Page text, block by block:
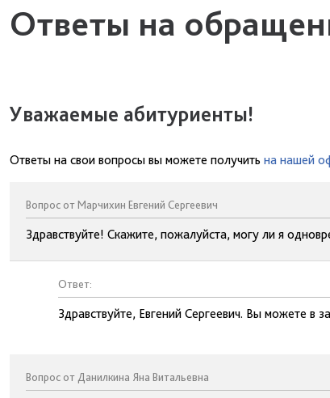
Ответы на
Уважаемые абитуриенты!
Ответы на свои вопросы вы можете получить на нашей
Вопрос от Марчихин Евгений Сергеевич
Здравствуйте! Скажите, пожалуйста, могу ли я
Ответ:
Здравствуйте, Евгений Сергеевич. Вы можете в
Вопрос от Данилкина Яна Витальевна